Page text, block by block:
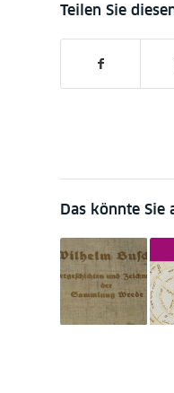
Das könnte Sie